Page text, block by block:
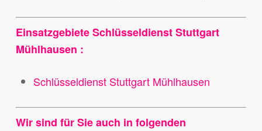
Einsatzgebiete Schlüsseldienst Stuttgart
Mühlhausen :
Schlüsseldienst Stuttgart Mühlhausen
Wir sind für Sie auch in folgenden